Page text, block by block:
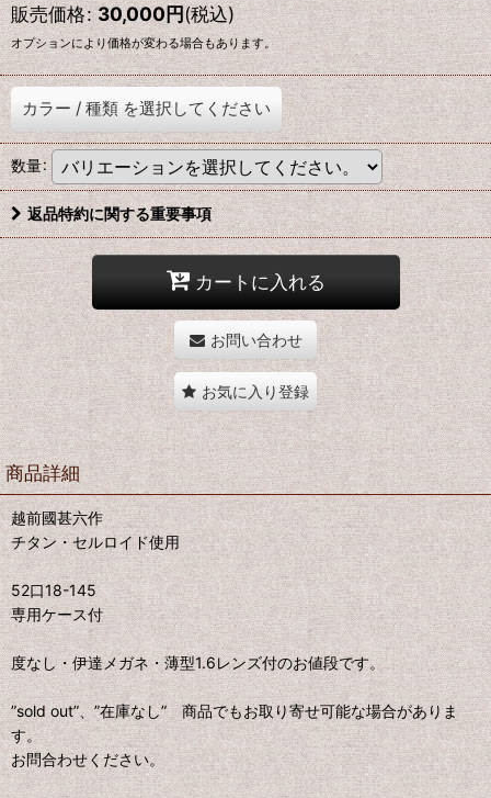
販売価格: 30,000円(税込)
オプションにより価格が変わる場合もあります。
カラー / 種類 を選択してください
数量:
返品特約に関する重要事項
カートに入れる
お問い合わせ
お気に入り登録
商品詳細
越前國甚六作
チタン・セルロイド使用
52口18-145
専用ケース付
度なし・伊達メガネ・薄型1.6レンズ付のお値段です。
”sold out”、”在庫なし” 商品でもお取り寄せ可能な場合がありま
す。
お問合わせください。